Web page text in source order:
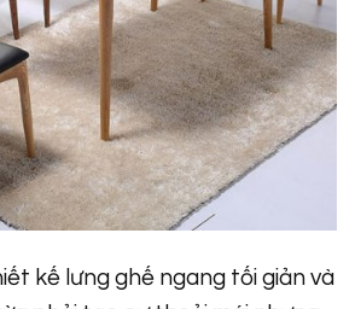
kế lưng ghế ngang tối giản và